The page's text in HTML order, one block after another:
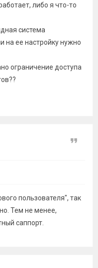
либо я что-то
система
на ее настройку нужно
ограничение доступа
Цитата
пользователя", так
Тем не менее,
саппорт.